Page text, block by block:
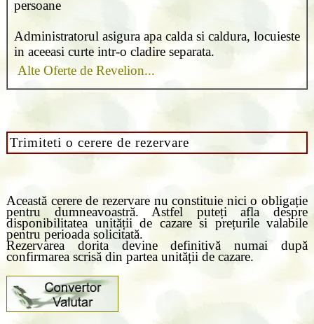
persoane
Administratorul asigura apa calda si caldura, locuieste
in aceeasi curte intr-o cladire separata.
Alte Oferte de Revelion...
Trimiteti o cerere de rezervare
Această cerere de rezervare nu constituie nici o obligație
pentru dumneavoastră. Astfel puteți afla despre
disponibilitatea unității de cazare si prețurile valabile
pentru perioada solicitată.
Rezervarea dorita devine definitivă numai după
confirmarea scrisă din partea unității de cazare.